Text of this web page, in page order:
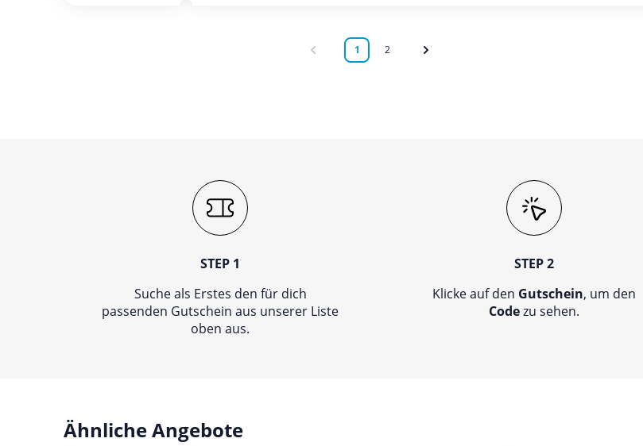
1 2
STEP 1
Suche als Erstes den für dich
passenden Gutschein aus unserer Liste
oben aus.
STEP 2
Klicke auf den Gutschein, um den
Codezu sehen.
Ähnliche Angebote